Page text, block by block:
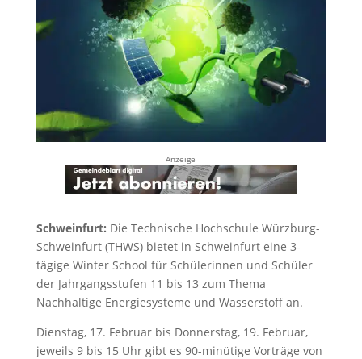
Anzeige
Schweinfurt: Die Technische Hochschule Würzburg-
Schweinfurt (THWS) bietet in Schweinfurt eine 3-
tägige Winter School für Schülerinnen und Schüler
der Jahrgangsstufen 11 bis 13 zum Thema
Nachhaltige Energiesysteme und Wasserstoff an.
Dienstag, 17. Februar bis Donnerstag, 19. Februar,
jeweils 9 bis 15 Uhr gibt es 90-minütige Vorträge von